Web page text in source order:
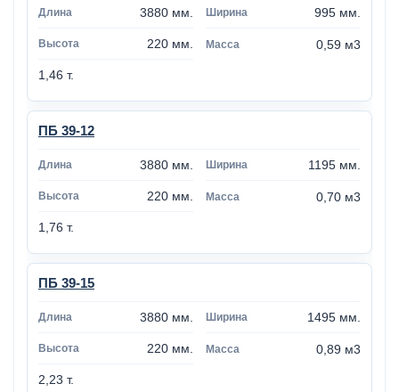
3880 мм. 995 мм.
220 мм. 0,59 м3
1,46 т.
ПБ 39-12
3880 мм. 1195 мм.
220 мм. 0,70 м3
1,76 т.
ПБ 39-15
3880 мм. 1495 мм.
220 мм. 0,89 м3
2,23 т.